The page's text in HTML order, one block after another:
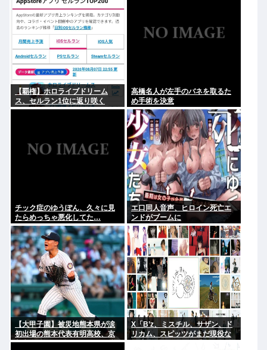
【覇権】ホロライブドリーム
ス、セルラン1位に返り咲く
WIWIWIWIWIWIWIWIWIWIWIWI
高橋名人が左手のバネを取るた
め手術を決意
チック症のゆうぽん、久々に見
たらめっちゃ悪化してた…
エ口同人音声、ヒロイン死亡エ
ンドがブームに
【大甲子園】被災地熊本県が涙
初出場の熊本代表有明高校、京
都立命館に9回裏2アウトから逆
X「B’z、ミスチル、サザン、ド
リカム、スピッツがまだ現役な